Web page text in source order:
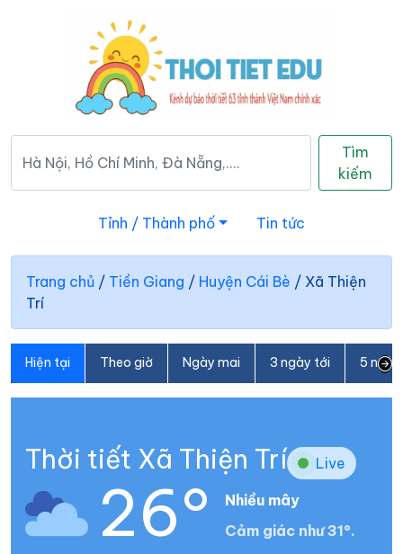
Tìm
kiếm
Tỉnh / Thành phố Tin tức
Trang chủ / Tiền Giang / Huyện Cái Bè / Xã Thiện
Trí
Hiện tại Theo giờ Ngày mai 3 ngày tới 5
Thời tiết Xã Thiện Trí Live
26°
Nhiều mây
Cảm giác như 31°.